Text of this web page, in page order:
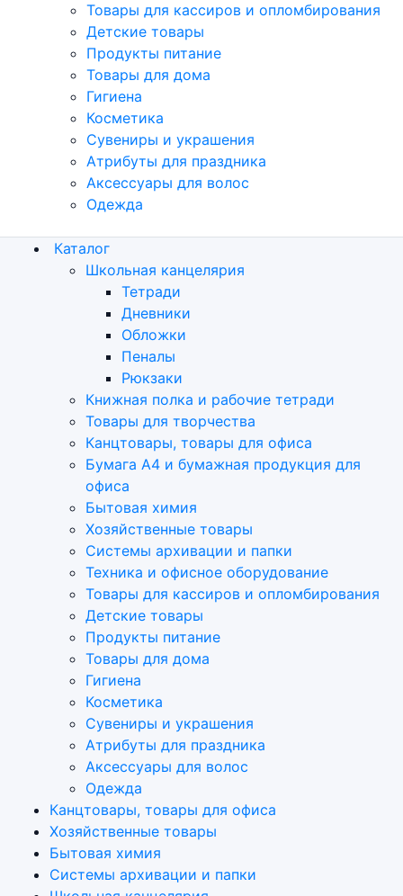
Товары для кассиров и опломбирования
Детские товары
Продукты питание
Товары для дома
Гигиена
Косметика
Сувениры и украшения
Атрибуты для праздника
Аксеcсуары для волос
Одежда
Каталог
Школьная канцелярия
Тетради
Дневники
Обложки
Пеналы
Рюкзаки
Книжная полка и рабочие тетради
Товары для творчества
Канцтовары, товары для офиса
Бумага А4 и бумажная продукция для
офиса
Бытовая химия
Хозяйственные товары
Системы архивации и папки
Техника и офисное оборудование
Товары для кассиров и опломбирования
Детские товары
Продукты питание
Товары для дома
Гигиена
Косметика
Сувениры и украшения
Атрибуты для праздника
Аксеcсуары для волос
Одежда
Канцтовары, товары для офиса
Хозяйственные товары
Бытовая химия
Системы архивации и папки